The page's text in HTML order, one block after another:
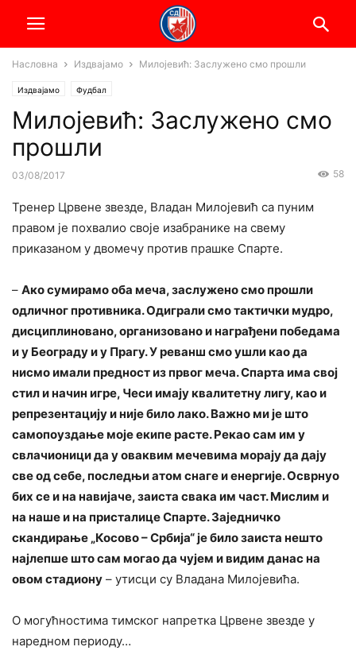
Насловна Издвајамо Милојевић: Заслужено смо прошли
Издвајамо Фудбал
Милојевић: Заслужено смо
прошли
03/08/2017 58
Тренер Црвене звезде, Владан Милојевић са пуним
правом је похвалио своје изабранике на свему
приказаном у двомечу против прашке Спарте.
– Ако сумирамо оба меча, заслужено смо прошли
одличног противника. Одиграли смо тактички мудро,
дисциплиновано, организовано и награђени победама
и у Београду и у Прагу. У реванш смо ушли као да
нисмо имали предност из првог меча. Спарта има свој
стил и начин игре, Чеси имају квалитетну лигу, као и
репрезентацију и није било лако. Важно ми је што
самопоуздање моје екипе расте. Рекао сам им у
свлачионици да у оваквим мечевима морају да дају
све од себе, последњи атом снаге и енергије. Осврнуо
бих се и на навијаче, заиста свака им част. Мислим и
на наше и на присталице Спарте. Заједничко
скандирање „Косово – Србија“ је било заиста нешто
најлепше што сам могао да чујем и видим данас на
овом стадиону – утисци су Владана Милојевића.
О могућностима тимског напретка Црвене звезде у
наредном периоду…